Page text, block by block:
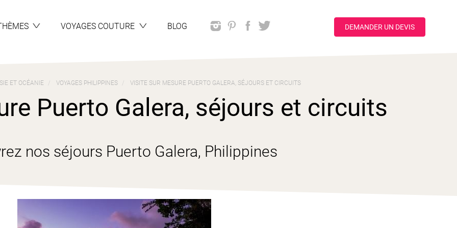
VOYAGES COUTURE BLOG DEMANDER UN DEVIS
ET OCÉANIE VOYAGES PHILIPPINES VISITE SUR MESURE PUERTO GALERA, SÉJOURS ET CIRCUITS
Puerto Galera, séjours et circuits
nos séjours Puerto Galera, Philippines